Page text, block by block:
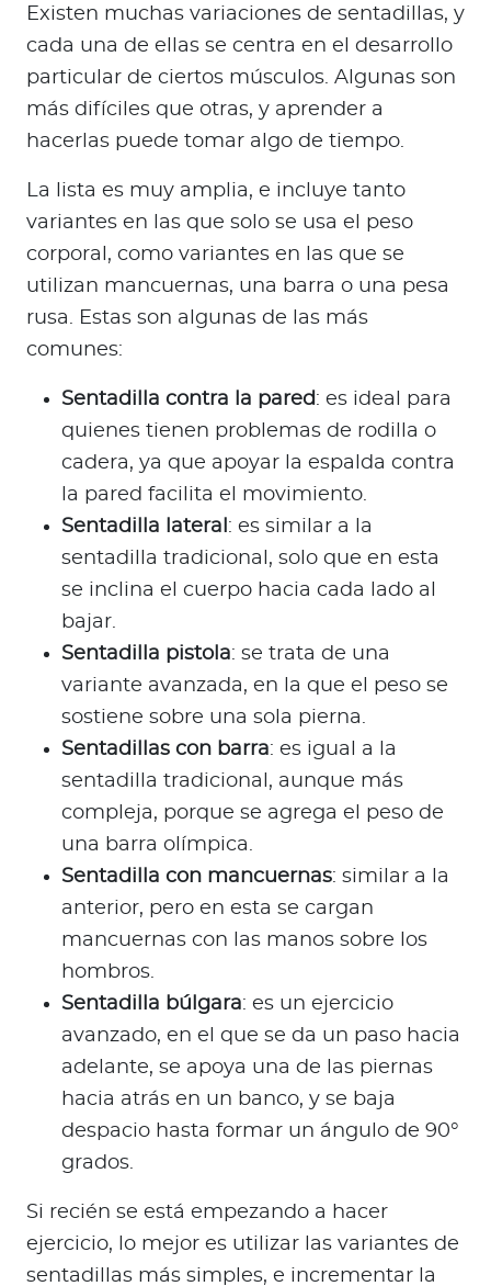
Existen muchas variaciones de sentadillas, y
cada una de ellas se centra en el desarrollo
particular de ciertos músculos. Algunas son
más difíciles que otras, y aprender a
hacerlas puede tomar algo de tiempo.
La lista es muy amplia, e incluye tanto
variantes en las que solo se usa el peso
corporal, como variantes en las que se
utilizan mancuernas, una barra o una pesa
rusa. Estas son algunas de las más
comunes:
Sentadilla contra la pared: es ideal para
quienes tienen problemas de rodilla o
cadera, ya que apoyar la espalda contra
la pared facilita el movimiento.
Sentadilla lateral : es similar a la
sentadilla tradicional, solo que en esta
se inclina el cuerpo hacia cada lado al
bajar.
Sentadilla pistola: se trata de una
variante avanzada, en la que el peso se
sostiene sobre una sola pierna.
Sentadillas con barra: es igual a la
sentadilla tradicional, aunque más
compleja, porque se agrega el peso de
una barra olímpica.
Sentadilla con mancuernas: similar a la
anterior, pero en esta se cargan
mancuernas con las manos sobre los
hombros.
Sentadilla búlgara: es un ejercicio
avanzado, en el que se da un paso hacia
adelante, se apoya una de las piernas
hacia atrás en un banco, y se baja
despacio hasta formar un ángulo de 90°
grados.
Si recién se está empezando a hacer
ejercicio, lo mejor es utilizar las variantes de
sentadillas más simples, e incrementar la